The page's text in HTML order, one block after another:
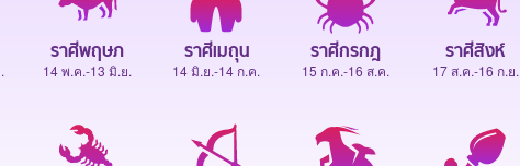
ราศีพฤษภ
14 พ.ค.-13 มิ.ย.
ราศีเมถุน
14 มิ.ย.-14 ก.ค.
ราศีกรกฎ
15 ก.ค.-16 ส.ค.
ราศีสิงห์
17 ส.ค.-16 ก.ย.